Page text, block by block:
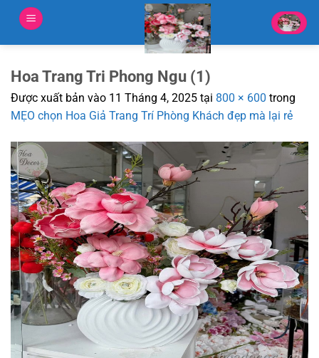
nội
Hoa Trang Tri Phong Ngu (1)
Được xuất bản vào 11 Tháng 4, 2025 tại 800 × 600 trong
MẸO chọn Hoa Giả Trang Trí Phòng Khách đẹp mà lại rẻ